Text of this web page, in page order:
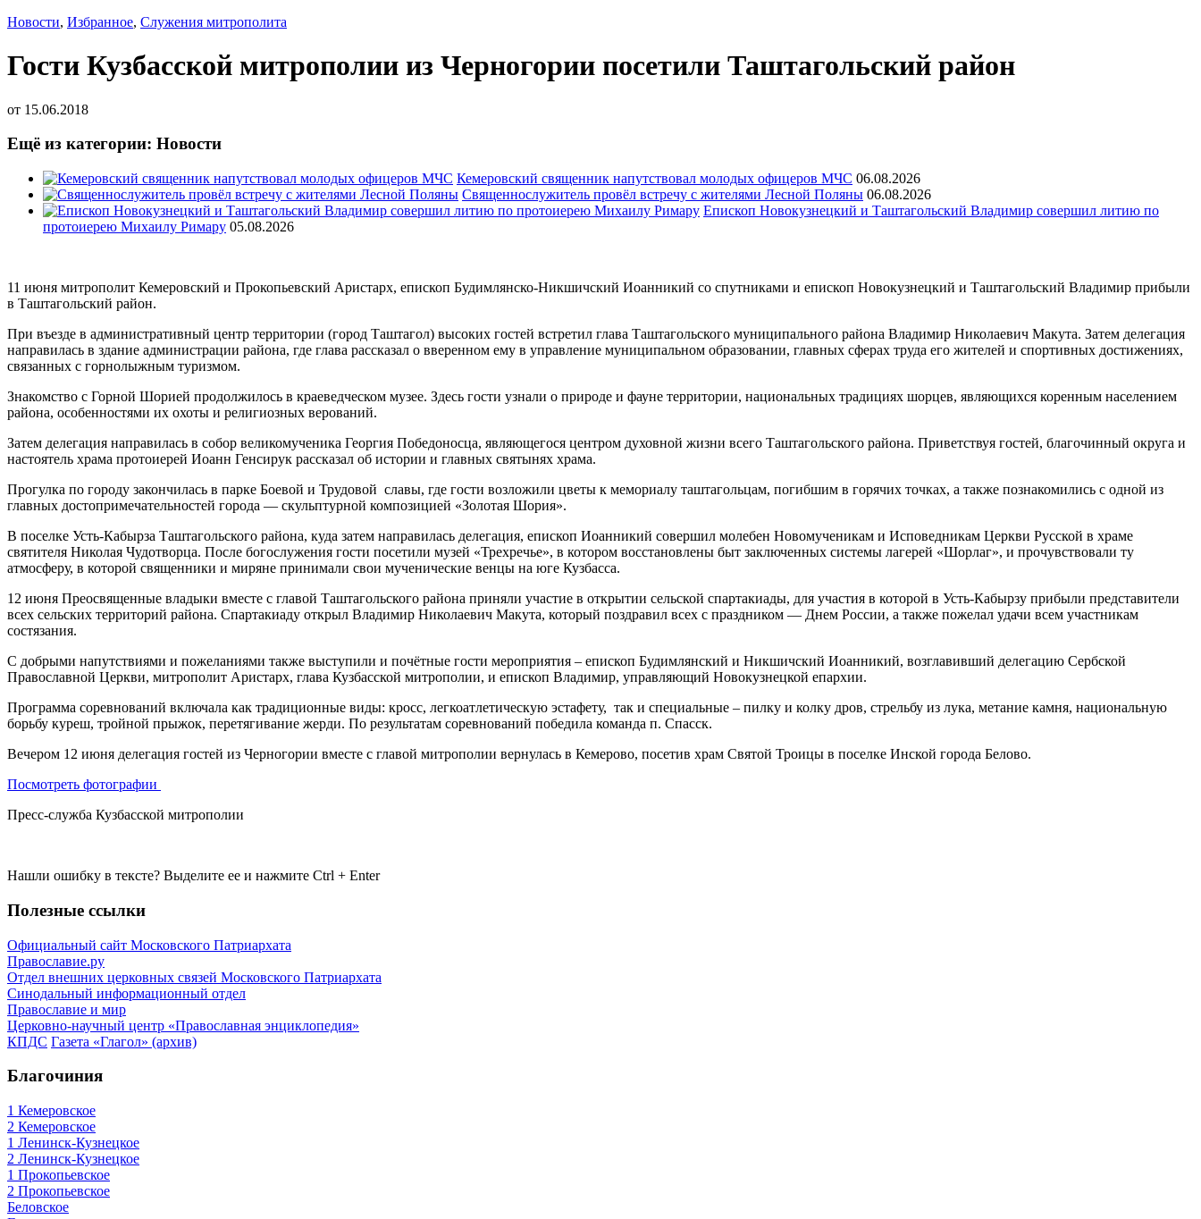
Новости, Избранное, Служения митрополита
Гости Кузбасской митрополии из Черногории посетили Таштагольский район
от 15.06.2018
Ещё из категории: Новости
Кемеровский священник напутствовал молодых офицеров МЧС 06.08.2026
Священнослужитель провёл встречу с жителями Лесной Поляны 06.08.2026
Епископ Новокузнецкий и Таштагольский Владимир совершил литию по
протоиерею Михаилу Римару 05.08.2026
11 июня митрополит Кемеровский и Прокопьевский Аристарх, епископ Будимлянско-Никшичский Иоанникий со спутниками и епископ Новокузнецкий и Таштагольский Владимир прибыли
в Таштагольский район.
При въезде в административный центр территории (город Таштагол) высоких гостей встретил глава Таштагольского муниципального района Владимир Николаевич Макута. Затем делегация
направилась в здание администрации района, где глава рассказал о вверенном ему в управление муниципальном образовании, главных сферах труда его жителей и спортивных достижениях,
связанных с горнолыжным туризмом.
Знакомство с Горной Шорией продолжилось в краеведческом музее. Здесь гости узнали о природе и фауне территории, национальных традициях шорцев, являющихся коренным населением
района, особенностями их охоты и религиозных верований.
Затем делегация направилась в собор великомученика Георгия Победоносца, являющегося центром духовной жизни всего Таштагольского района. Приветствуя гостей, благочинный округа и
настоятель храма протоиерей Иоанн Генсирук рассказал об истории и главных святынях храма.
Прогулка по городу закончилась в парке Боевой и Трудовой славы, где гости возложили цветы к мемориалу таштагольцам, погибшим в горячих точках, а также познакомились с одной из
главных достопримечательностей города — скульптурной композицией «Золотая Шория».
В поселке Усть-Кабырза Таштагольского района, куда затем направилась делегация, епископ Иоанникий совершил молебен Новомученикам и Исповедникам Церкви Русской в храме
святителя Николая Чудотворца. После богослужения гости посетили музей «Трехречье», в котором восстановлены быт заключенных системы лагерей «Шорлаг», и прочувствовали ту
атмосферу, в которой священники и миряне принимали свои мученические венцы на юге Кузбасса.
12 июня Преосвященные владыки вместе с главой Таштагольского района приняли участие в открытии сельской спартакиады, для участия в которой в Усть-Кабырзу прибыли представители
всех сельских территорий района. Спартакиаду открыл Владимир Николаевич Макута, который поздравил всех с праздником — Днем России, а также пожелал удачи всем участникам
состязания.
С добрыми напутствиями и пожеланиями также выступили и почётные гости мероприятия – епископ Будимлянский и Никшичский Иоанникий, возглавивший делегацию Сербской
Православной Церкви, митрополит Аристарх, глава Кузбасской митрополии, и епископ Владимир, управляющий Новокузнецкой епархии.
Программа соревнований включала как традиционные виды: кросс, легкоатлетическую эстафету, так и специальные – пилку и колку дров, стрельбу из лука, метание камня, национальную
борьбу куреш, тройной прыжок, перетягивание жерди. По результатам соревнований победила команда п. Спасск.
Вечером 12 июня делегация гостей из Черногории вместе с главой митрополии вернулась в Кемерово, посетив храм Святой Троицы в поселке Инской города Белово.
Посмотреть фотографии
Пресс-служба Кузбасской митрополии
Нашли ошибку в тексте? Выделите ее и нажмите Ctrl + Enter
Полезные ссылки
Официальный сайт Московского Патриархата
Православие.ру
Отдел внешних церковных связей Московского Патриархата
Синодальный информационный отдел
Православие и мир
Церковно-научный центр «Православная энциклопедия»
КПДС Газета «Глагол» (архив)
Благочиния
1 Кемеровское
2 Кемеровское
1 Ленинск-Кузнецкое
2 Ленинск-Кузнецкое
1 Прокопьевское
2 Прокопьевское
Беловское